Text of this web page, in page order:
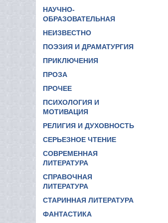
НАУЧНО-
ОБРАЗОВАТЕЛЬНАЯ
НЕИЗВЕСТНО
ПОЭЗИЯ И ДРАМАТУРГИЯ
ПРИКЛЮЧЕНИЯ
ПРОЗА
ПРОЧЕЕ
ПСИХОЛОГИЯ И
МОТИВАЦИЯ
РЕЛИГИЯ И ДУХОВНОСТЬ
СЕРЬЕЗНОЕ ЧТЕНИЕ
СОВРЕМЕННАЯ
ЛИТЕРАТУРА
СПРАВОЧНАЯ
ЛИТЕРАТУРА
СТАРИННАЯ ЛИТЕРАТУРА
ФАНТАСТИКА